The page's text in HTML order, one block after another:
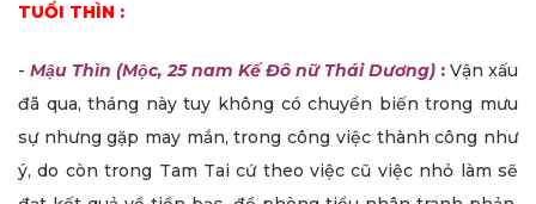
TUỔI THÌN :
- Mậu Thìn (Mộc, 25 nam Kế Đô nữ Thái Dương) : Vận xấu
đã qua, tháng này tuy không có chuyển biến trong mưu
sự nhưng gặp may mắn, trong công việc thành công như
ý, do còn trong Tam Tai cứ theo việc cũ việc nhỏ làm sẽ